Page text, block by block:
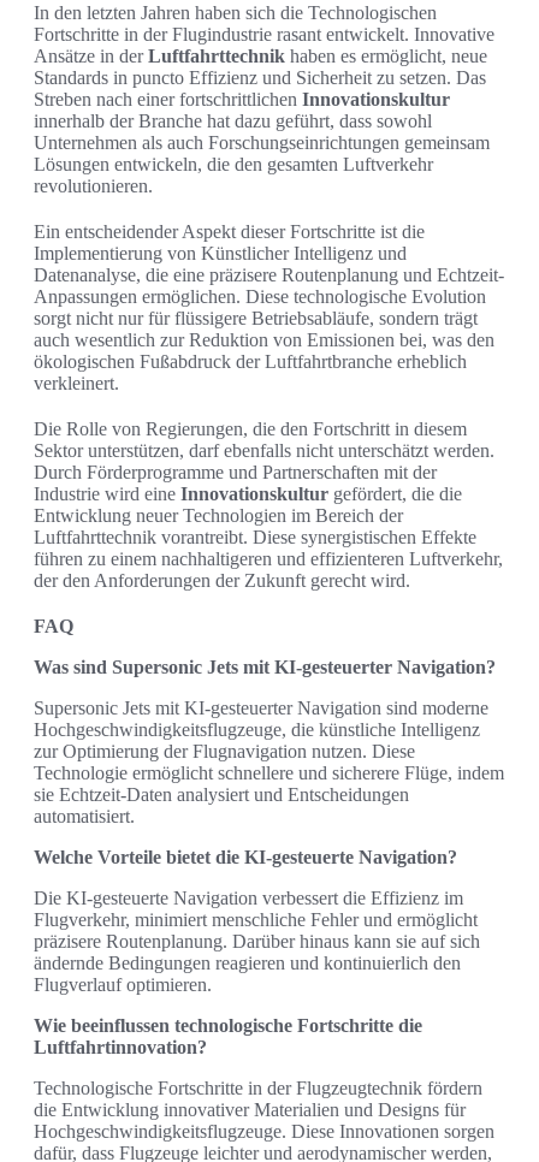
In den letzten Jahren haben sich die Technologischen
Fortschritte in der Flugindustrie rasant entwickelt. Innovative
Ansätze in derLuftfahrttechnik haben es ermöglicht, neue
Standards in puncto Effizienz und Sicherheit zu setzen. Das
Streben nach einer fortschrittlichen Innovationskultur
innerhalb der Branche hat dazu geführt, dass sowohl
Unternehmen als auch Forschungseinrichtungen gemeinsam
Lösungen entwickeln, die den gesamten Luftverkehr
revolutionieren.
Ein entscheidender Aspekt dieser Fortschritte ist die
Implementierung von Künstlicher Intelligenz und
Datenanalyse, die eine präzisere Routenplanung und Echtzeit-
Anpassungen ermöglichen. Diese technologische Evolution
sorgt nicht nur für flüssigere Betriebsabläufe, sondern trägt
auch wesentlich zur Reduktion von Emissionen bei, was den
ökologischen Fußabdruck der Luftfahrtbranche erheblich
verkleinert.
Die Rolle von Regierungen, die den Fortschritt in diesem
Sektor unterstützen, darf ebenfalls nicht unterschätzt werden.
Durch Förderprogramme und Partnerschaften mit der
Industrie wird eine Innovationskultur gefördert, die die
Entwicklung neuer Technologien im Bereich der
Luftfahrttechnik vorantreibt. Diese synergistischen Effekte
führen zu einem nachhaltigeren und effizienteren Luftverkehr,
der den Anforderungen der Zukunft gerecht wird.
FAQ
Was sind Supersonic Jets mit KI-gesteuerter Navigation?
Supersonic Jets mit KI-gesteuerter Navigation sind moderne
Hochgeschwindigkeitsflugzeuge, die künstliche Intelligenz
zur Optimierung der Flugnavigation nutzen. Diese
Technologie ermöglicht schnellere und sicherere Flüge, indem
sie Echtzeit-Daten analysiert und Entscheidungen
automatisiert.
Welche Vorteile bietet die KI-gesteuerte Navigation?
Die KI-gesteuerte Navigation verbessert die Effizienz im
Flugverkehr, minimiert menschliche Fehler und ermöglicht
präzisere Routenplanung. Darüber hinaus kann sie auf sich
ändernde Bedingungen reagieren und kontinuierlich den
Flugverlauf optimieren.
Wie beeinflussen technologische Fortschritte die
Luftfahrtinnovation?
Technologische Fortschritte in der Flugzeugtechnik fördern
die Entwicklung innovativer Materialien und Designs für
Hochgeschwindigkeitsflugzeuge. Diese Innovationen sorgen
dafür, dass Flugzeuge leichter und aerodynamischer werden,